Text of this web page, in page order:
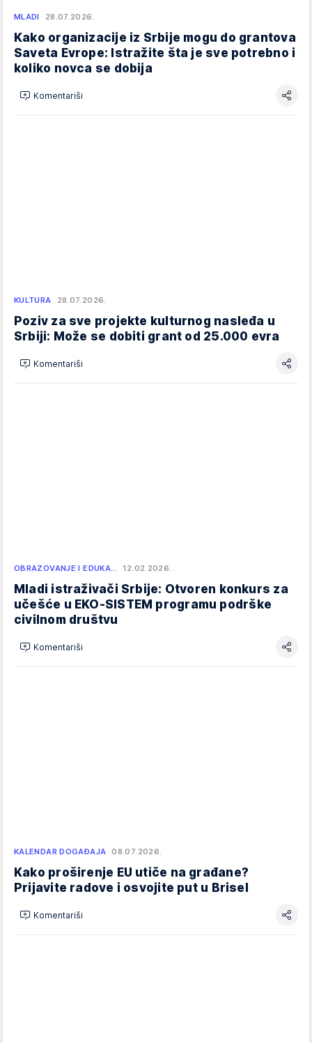
MLADI 28.07.2026.
Kako organizacije iz Srbije mogu do grantova
Saveta Evrope: Istražite šta je sve potrebno i
koliko novca se dobija
Komentariši
KULTURA 28.07.2026.
Poziv za sve projekte kulturnog nasleđa u
Srbiji: Može se dobiti grant od 25.000 evra
Komentariši
OBRAZOVANJE I EDUKA… 12.02.2026.
Mladi istraživači Srbije: Otvoren konkurs za
učešće u EKO-SISTEM programu podrške
civilnom društvu
Komentariši
KALENDAR DOGAĐAJA 08.07.2026.
Kako proširenje EU utiče na građane?
Prijavite radove i osvojite put u Brisel
Komentariši